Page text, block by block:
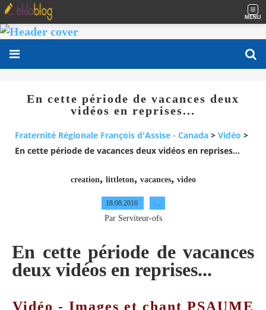
MENU
En cette période de vacances deux
vidéos en reprises...
Fraternité Régionale François d'Assise - Canada > Vidéo >
En cette période de vacances deux vidéos en reprises...
creation, littleton, vacances, video
18.08.2016
Par Serviteur-ofs
En cette période de vacances
deux vidéos en reprises...
Vidéo - Images et chant PSAUME